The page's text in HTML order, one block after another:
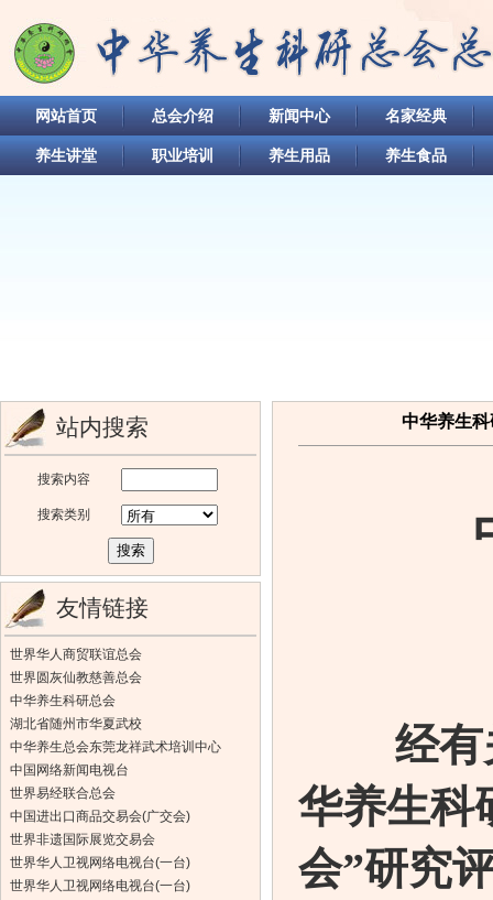
网站首页 总会介绍 新闻中心 名家经典
养生讲堂 职业培训 养生用品 养生食品
站内搜索
搜索内容
搜索类别
友情链接
世界华人商贸联谊总会
世界圆灰仙教慈善总会
中华养生科研总会
湖北省随州市华夏武校
中华养生总会东莞龙祥武术培训中心
中国网络新闻电视台
世界易经联合总会
中国进出口商品交易会(广交会)
世界非遗国际展览交易会
世界华人卫视网络电视台(一台)
世界华人卫视网络电视台(一台)
中华养生
经
华养生科
会”研究